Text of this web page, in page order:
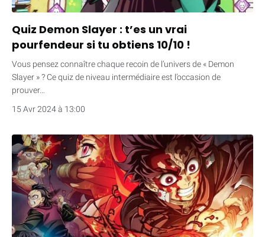
Quiz Demon Slayer : t’es un vrai
pourfendeur si tu obtiens 10/10 !
Vous pensez connaître chaque recoin de l’univers de « Demon
Slayer » ? Ce quiz de niveau intermédiaire est l’occasion de
prouver…
15 Avr 2024 à 13:00